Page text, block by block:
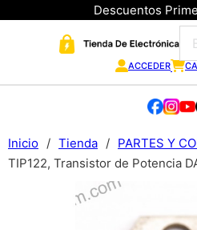
Descuentos
ACCEDER
Inicio / Tienda / PARTES Y
TIP122, Transistor de Potencia